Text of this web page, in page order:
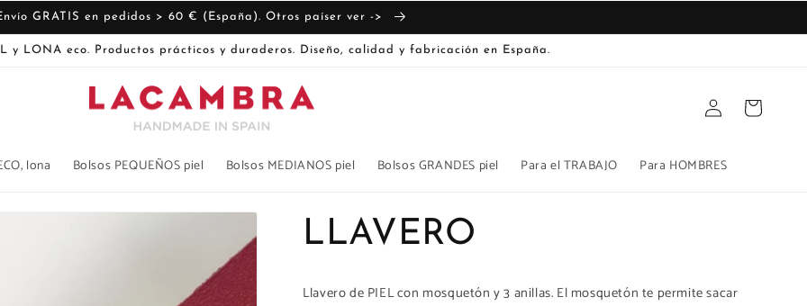
GRATIS en pedidos > 60 € (España). Otros paíser ver ->
y LONA eco. Productos prácticos y duraderos. Diseño, calidad y fabricación en España.
lona Bolsos PEQUEÑOS piel Bolsos MEDIANOS piel Bolsos GRANDES piel Para el TRABAJO Para HOMBRES
Iniciar
sesión
Carrito
LLAVERO
Llavero de PIEL con mosquetón y 3 anillas. El mosquetón te permite sacar